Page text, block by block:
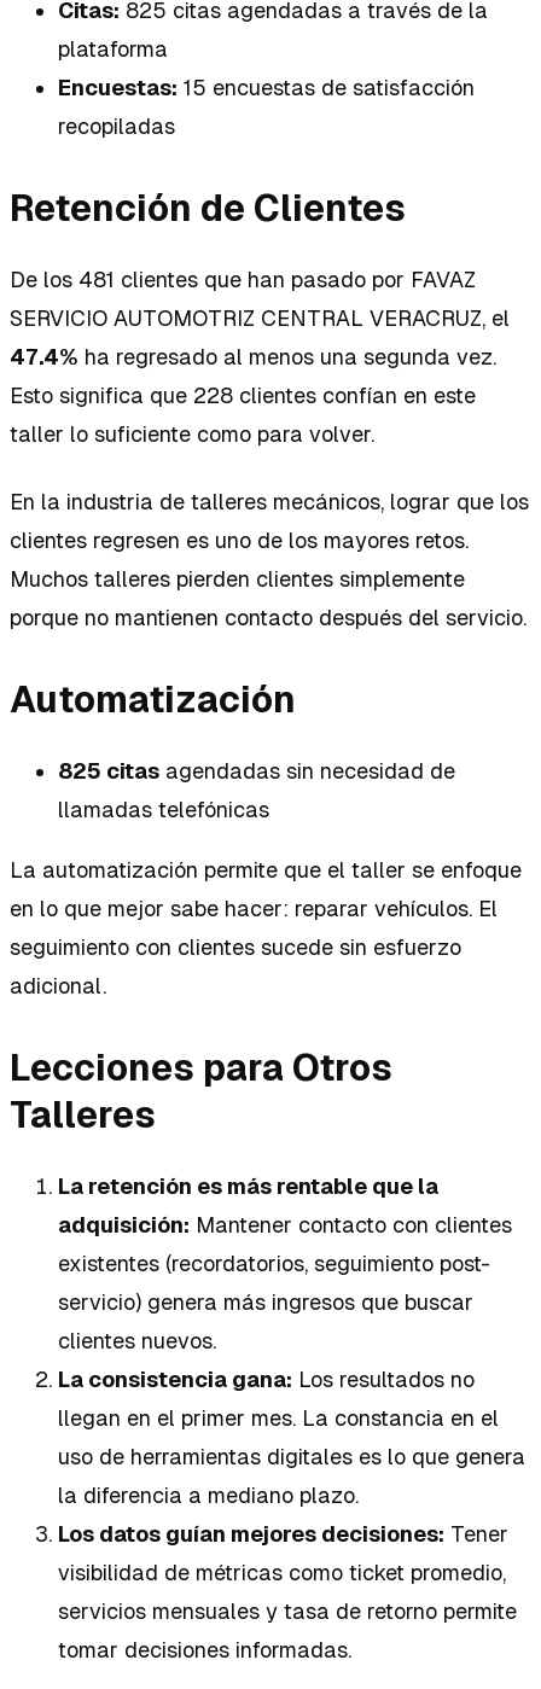
Citas: 825 citas agendadas a través de la
plataforma
Encuestas: 15 encuestas de satisfacción
recopiladas
Retención de Clientes
De los 481 clientes que han pasado por FAVAZ
SERVICIO AUTOMOTRIZ CENTRAL VERACRUZ, el
47.4% ha regresado al menos una segunda vez.
Esto significa que 228 clientes confían en este
taller lo suficiente como para volver.
En la industria de talleres mecánicos, lograr que los
clientes regresen es uno de los mayores retos.
Muchos talleres pierden clientes simplemente
porque no mantienen contacto después del servicio.
Automatización
825 citas agendadas sin necesidad de
llamadas telefónicas
La automatización permite que el taller se enfoque
en lo que mejor sabe hacer: reparar vehículos. El
seguimiento con clientes sucede sin esfuerzo
adicional.
Lecciones para Otros
Talleres
La retención es más rentable que la
adquisición: Mantener contacto con clientes
existentes (recordatorios, seguimiento post-
servicio) genera más ingresos que buscar
clientes nuevos.
La consistencia gana: Los resultados no
llegan en el primer mes. La constancia en el
uso de herramientas digitales es lo que genera
la diferencia a mediano plazo.
Los datos guían mejores decisiones: Tener
visibilidad de métricas como ticket promedio,
servicios mensuales y tasa de retorno permite
tomar decisiones informadas.